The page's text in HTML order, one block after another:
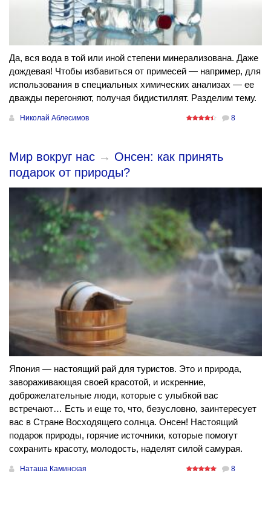
Да, вся вода в той или иной степени минерализована. Даже
дождевая! Чтобы избавиться от примесей — например, для
использования в специальных химических анализах — ее
дважды перегоняют, получая бидистиллят. Разделим тему.
Николай Аблесимов 8
Мир вокруг нас → Онсен: как принять
подарок от природы?
Япония — настоящий рай для туристов. Это и природа,
завораживающая своей красотой, и искренние,
доброжелательные люди, которые с улыбкой вас
встречают… Есть и еще то, что, безусловно, заинтересует
вас в Стране Восходящего солнца. Онсен! Настоящий
подарок природы, горячие источники, которые помогут
сохранить красоту, молодость, наделят силой самурая.
Наташа Каминская 8